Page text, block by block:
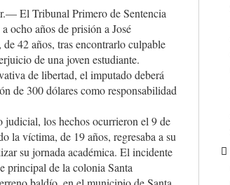
El Tribunal Primero de Sentencia
ocho años de prisión a José
42 años, tras encontrarlo culpable
de una joven estudiante.
de libertad, el imputado deberá
de 300 dólares como responsabilidad
judicial, los hechos ocurrieron el 9 de
la víctima, de 19 años, regresaba a su
su jornada académica. El incidente
principal de la colonia Santa